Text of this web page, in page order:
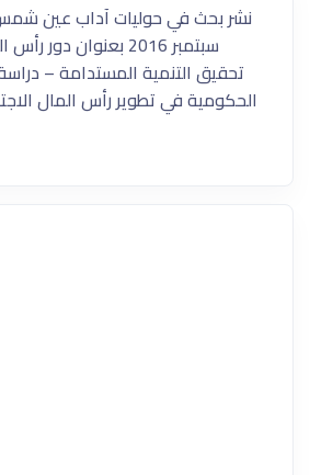
سبتمبر 2016 بعنوان
تحقيق التنمية المستدامة –
الحكومية في تطوير رأس المال